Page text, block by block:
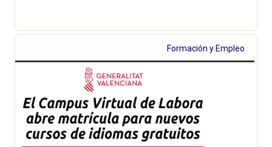
Formación y Empleo